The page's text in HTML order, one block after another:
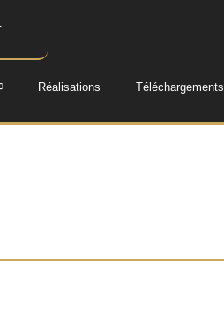
Réalisations Téléchargements